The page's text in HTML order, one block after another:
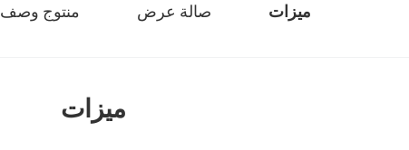
ميزات صالة عرض منتوج وصف
ميزات